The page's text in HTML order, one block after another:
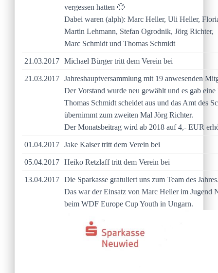
vergessen hatten 🙁
Dabei waren (alph): Marc Heller, Uli Heller,
Martin Lehmann, Stefan Ogrodnik, Jörg Richter,
Marc Schmidt und Thomas Schmidt
21.03.2017 Michael Bürger tritt dem Verein bei
21.03.2017 Jahreshauptversammlung mit 19 anwesenden
Der Vorstand wurde neu gewählt und es gab eine
Thomas Schmidt scheidet aus und das Amt des
übernimmt zum zweiten Mal Jörg Richter.
Der Monatsbeitrag wird ab 2018 auf 4,- EUR
01.04.2017 Jake Kaiser tritt dem Verein bei
05.04.2017 Heiko Retzlaff tritt dem Verein bei
13.04.2017 Die Sparkasse gratuliert uns zum Team des
Das war der Einsatz von Marc Heller im Jugend
beim WDF Europe Cup Youth in Ungarn.